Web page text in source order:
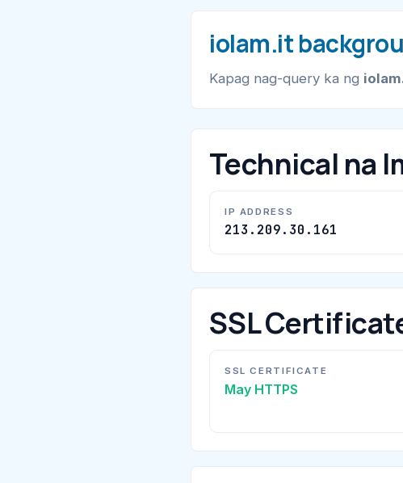
iolam.it
Kapag nag-query ka ng
Technical na
IP ADDRESS
213.209.30.161
SSL
SSL CERTIFICATE
May HTTPS